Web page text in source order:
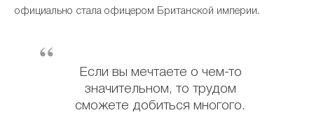
официально стала офицером Британской империи.
Если вы мечтаете о чем-то
значительном, то трудом
сможете добиться многого.